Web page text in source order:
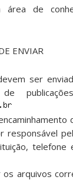
área de
ENVIAR
ser
responsável
telefone
os arquivos